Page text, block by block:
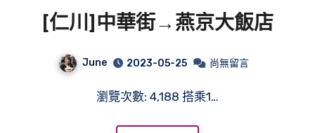
[仁川]中華街→燕京大飯店
June 2023-05-25 尚無留言
瀏覽次數: 4,188 搭乘1…